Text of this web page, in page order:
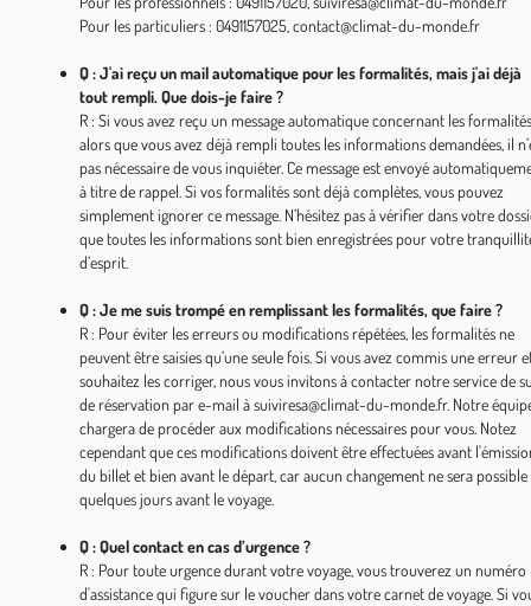
Pour les particuliers : 0491157025, contact@climat-du-monde.fr
Q : J'ai reçu un mail automatique pour les formalités, mais j'ai déjà
tout rempli. Que dois-je faire ?
R : Si vous avez reçu un message automatique concernant les formalités
alors que vous avez déjà rempli toutes les informations demandées, il
pas nécessaire de vous inquiéter. Ce message est envoyé
à titre de rappel. Si vos formalités sont déjà complètes, vous pouvez
simplement ignorer ce message. N’hésitez pas à vérifier dans votre
que toutes les informations sont bien enregistrées pour votre
d’esprit.
Q : Je me suis trompé en remplissant les formalités, que faire ?
R : Pour éviter les erreurs ou modifications répétées, les formalités ne
peuvent être saisies qu’une seule fois. Si vous avez commis une erreur
souhaitez les corriger, nous vous invitons à contacter notre service de
de réservation par e-mail à suiviresa@climat-du-monde.fr. Notre
chargera de procéder aux modifications nécessaires pour vous. Notez
cependant que ces modifications doivent être effectuées avant
du billet et bien avant le départ, car aucun changement ne sera possible
quelques jours avant le voyage.
Q : Quel contact en cas d’urgence ?
R : Pour toute urgence durant votre voyage, vous trouverez un numéro
d'assistance qui figure sur le voucher dans votre carnet de voyage. Si